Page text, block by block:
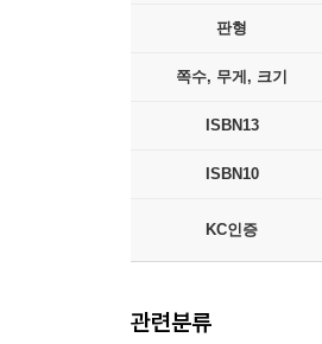
판형
쪽수, 무게, 크기
ISBN13
ISBN10
KC인증
관련분류